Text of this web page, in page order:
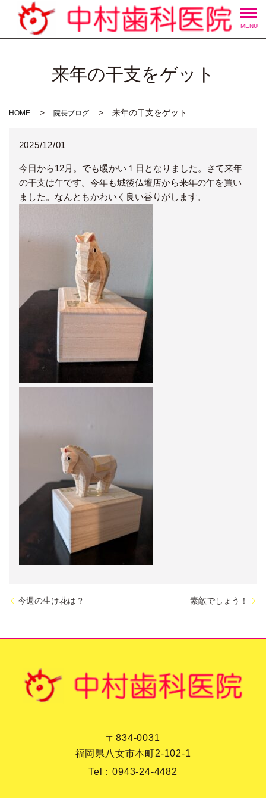
MENU
来年の干支をゲット
HOME 院長ブログ 来年の干支をゲット
2025/12/01
今日から12月。でも暖かい１日となりました。さて来年
の干支は午です。今年も城後仏壇店から来年の午を買い
ました。なんともかわいく良い香りがします。
今週の生け花は？ 素敵でしょう！
〒834-0031
福岡県八女市本町2-102-1
Tel：0943-24-4482